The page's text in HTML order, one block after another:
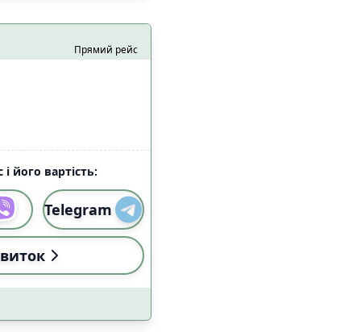
2
4
1
5
Прямий рейс
його вартість:
Telegram